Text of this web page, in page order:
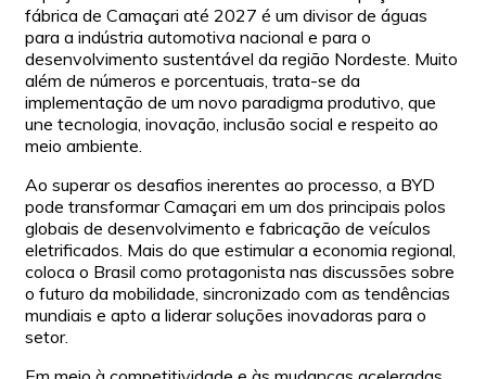
fábrica de Camaçari até 2027 é um divisor de águas
para a indústria automotiva nacional e para o
desenvolvimento sustentável da região Nordeste. Muito
além de números e porcentuais, trata-se da
implementação de um novo paradigma produtivo, que
une tecnologia, inovação, inclusão social e respeito ao
meio ambiente.
Ao superar os desafios inerentes ao processo, a BYD
pode transformar Camaçari em um dos principais polos
globais de desenvolvimento e fabricação de veículos
eletrificados. Mais do que estimular a economia regional,
coloca o Brasil como protagonista nas discussões sobre
o futuro da mobilidade, sincronizado com as tendências
mundiais e apto a liderar soluções inovadoras para o
setor.